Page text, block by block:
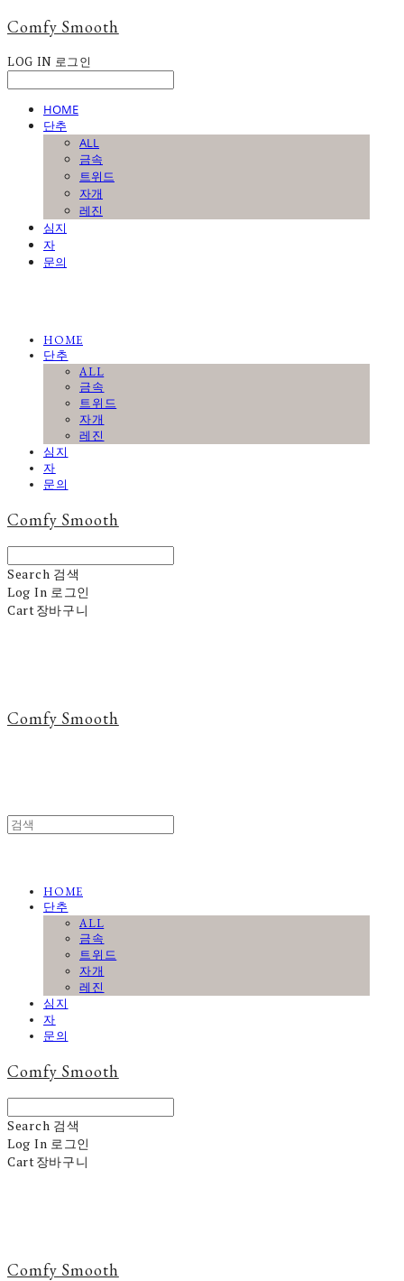
Comfy Smooth
LOG IN 로그인
HOME
단추
ALL
금속
트위드
자개
레진
심지
자
문의
HOME
단추
ALL
금속
트위드
자개
레진
심지
자
문의
Comfy Smooth
Search 검색
Log In 로그인
Cart장바구니
Comfy Smooth
HOME
단추
ALL
금속
트위드
자개
레진
심지
자
문의
Comfy Smooth
Search 검색
Log In 로그인
Cart장바구니
Comfy Smooth